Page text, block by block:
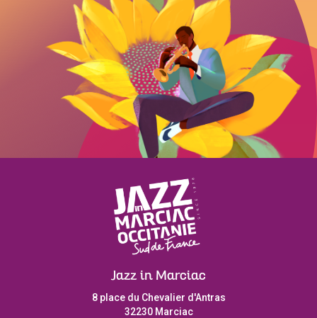
Jazz in Marciac
8 place du Chevalier d'Antras
32230 Marciac